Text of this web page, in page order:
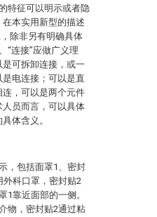
特征可以明示或者隐
本实用新型的描述
除非另有明确具体
“连接”应做广义理
可拆卸连接，或一
电连接；可以是直
，可以是两个元件
员而言，可以具体
体含义。
，包括面罩1、密封
外科口罩，密封贴2
1靠近面部的一侧。
物，密封贴2通过粘